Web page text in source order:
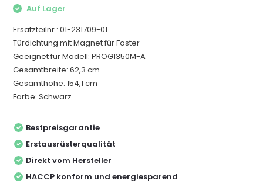
Auf Lager
Ersatzteilnr.: 01-231709-01
Türdichtung mit Magnet für Foster
Geeignet für Modell: PROG1350M-A
Gesamtbreite: 62,3 cm
Gesamthöhe: 154,1 cm
Farbe: Schwarz...
Bestpreisgarantie
Erstausrüsterqualität
Direkt vom Hersteller
HACCP konform und energiesparend